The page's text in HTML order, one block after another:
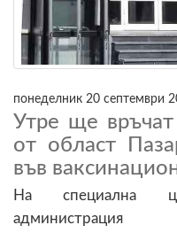
понеделник 20 септември
Утре ще
от област
във
На специална
администрация